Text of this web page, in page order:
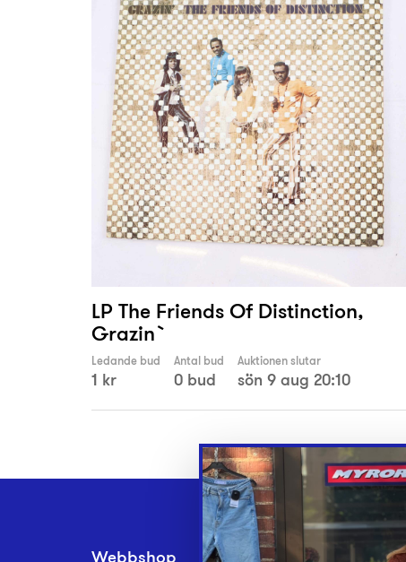
LP The Friends Of Distinction,
Grazin`
Ledande bud
1 kr
Antal bud
0 bud
Auktionen slutar
sön 9 aug 20:10